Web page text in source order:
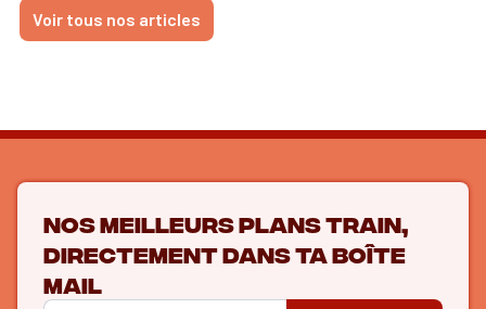
Voir tous nos articles
Nos meilleurs plans train,
directement dans ta boîte
mail